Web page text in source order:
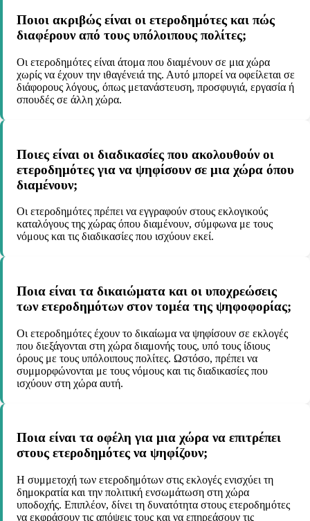
Ποιοι ακριβώς είναι οι ετεροδημότες και πώς
διαφέρουν από τους υπόλοιπους πολίτες;
Οι ετεροδημότες είναι άτομα που διαμένουν σε μια χώρα
χωρίς να έχουν την ιθαγένειά της. Αυτό μπορεί να οφείλεται σε
διάφορους λόγους, όπως μετανάστευση, προσφυγιά, εργασία ή
σπουδές σε άλλη χώρα.
Ποιες είναι οι διαδικασίες που ακολουθούν οι
ετεροδημότες για να ψηφίσουν σε μια χώρα όπου
διαμένουν;
Οι ετεροδημότες πρέπει να εγγραφούν στους εκλογικούς
καταλόγους της χώρας όπου διαμένουν, σύμφωνα με τους
νόμους και τις διαδικασίες που ισχύουν εκεί.
Ποια είναι τα δικαιώματα και οι υποχρεώσεις
των ετεροδημότων στον τομέα της ψηφοφορίας;
Οι ετεροδημότες έχουν το δικαίωμα να ψηφίσουν σε εκλογές
που διεξάγονται στη χώρα διαμονής τους, υπό τους ίδιους
όρους με τους υπόλοιπους πολίτες. Ωστόσο, πρέπει να
συμμορφώνονται με τους νόμους και τις διαδικασίες που
ισχύουν στη χώρα αυτή.
Ποια είναι τα οφέλη για μια χώρα να επιτρέπει
στους ετεροδημότες να ψηφίζουν;
Η συμμετοχή των ετεροδημότων στις εκλογές ενισχύει τη
δημοκρατία και την πολιτική ενσωμάτωση στη χώρα
υποδοχής. Επιπλέον, δίνει τη δυνατότητα στους ετεροδημότες
να εκφράσουν τις απόψεις τους και να επηρεάσουν τις